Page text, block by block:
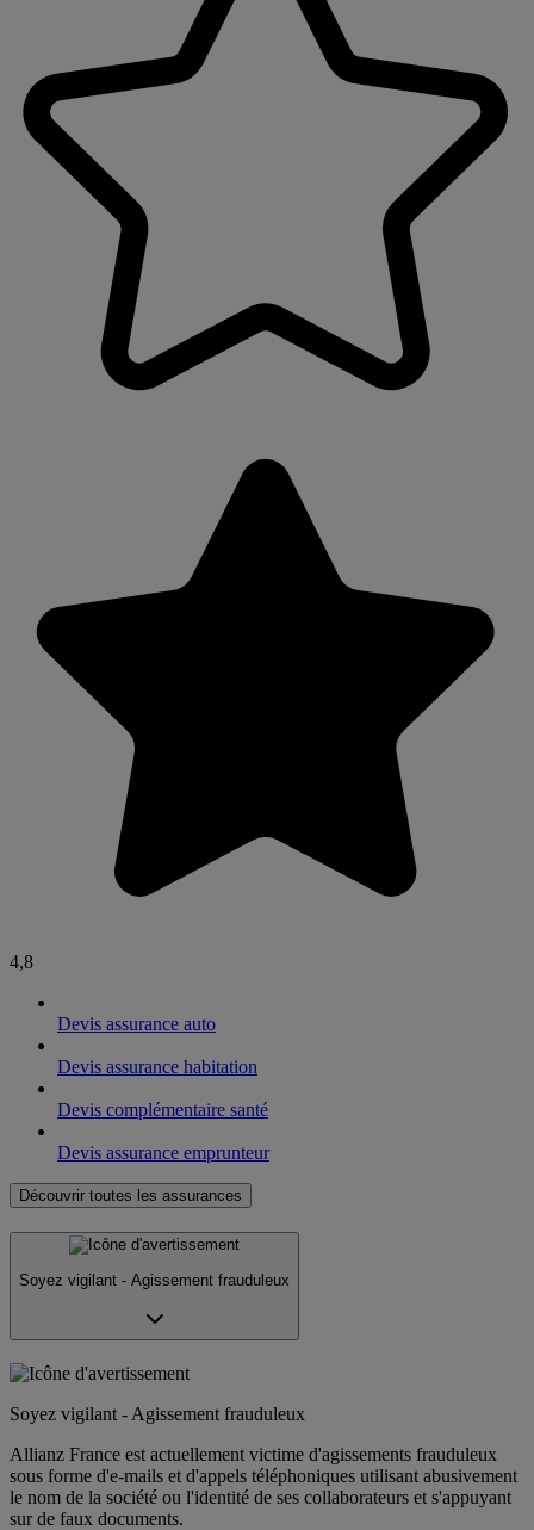
4,8
Devis assurance auto
Devis assurance habitation
Devis complémentaire santé
Devis assurance emprunteur
Découvrir toutes les assurances
Soyez vigilant - Agissement frauduleux
Soyez vigilant - Agissement frauduleux
Allianz France est actuellement victime d'agissements frauduleux
sous forme d'e-mails et d'appels téléphoniques utilisant abusivement
le nom de la société ou l'identité de ses collaborateurs et s'appuyant
sur de faux documents.